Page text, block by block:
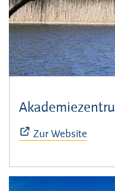
Zur Website